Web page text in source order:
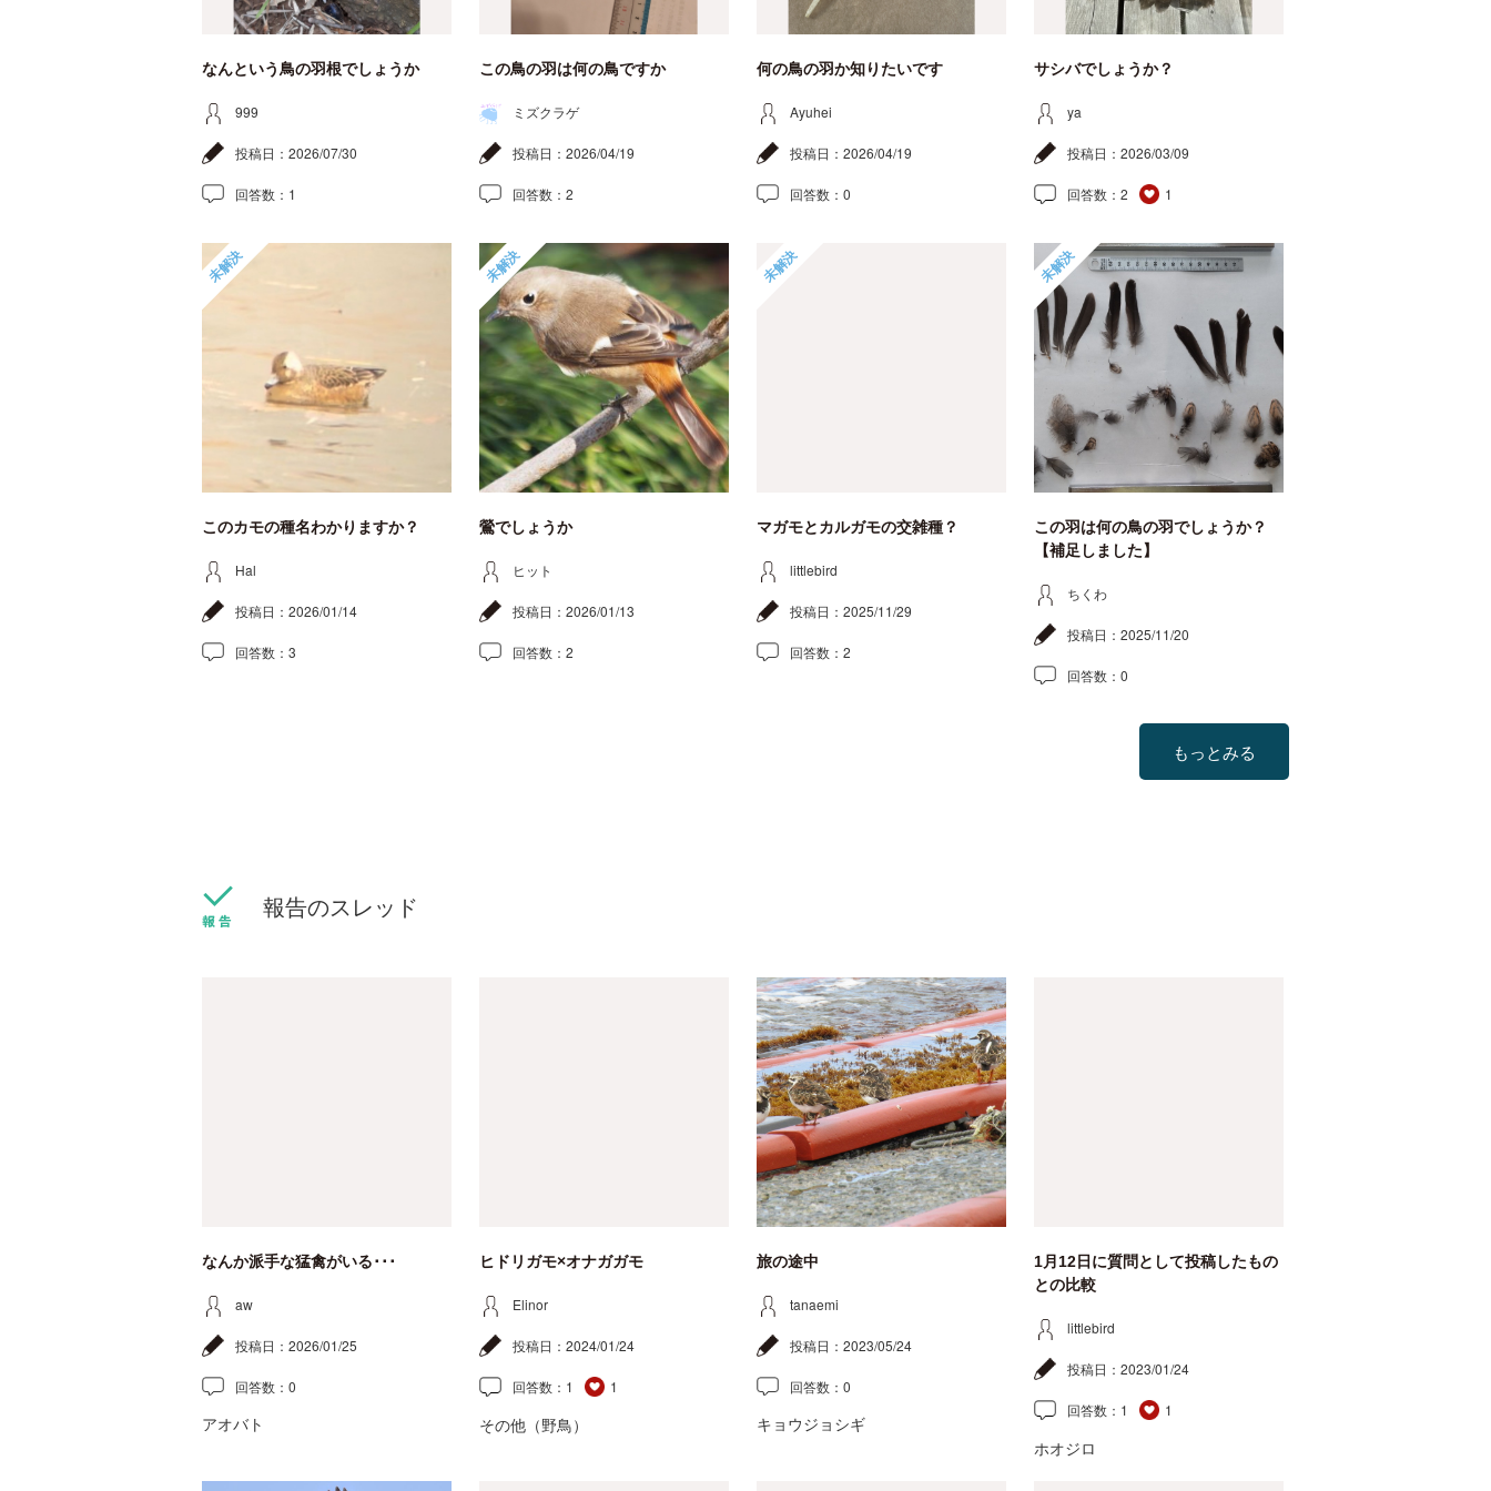
なんという鳥の羽根でしょうか
999
投稿日： 2026/07/30
回答数： 1
この鳥の羽は何の鳥ですか
ミズクラゲ
投稿日： 2026/04/19
回答数： 2
何の鳥の羽か知りたいです
Ayuhei
投稿日： 2026/04/19
回答数： 0
サシバでしょうか？
ya
投稿日： 2026/03/09
回答数： 2 1
未解決
このカモの種名わかりますか？
Hal
投稿日： 2026/01/14
回答数： 3
未解決
鶯でしょうか
ヒット
投稿日： 2026/01/13
回答数： 2
未解決
マガモとカルガモの交雑種？
littlebird
投稿日： 2025/11/29
回答数： 2
未解決
この羽は何の鳥の羽でしょうか？
【補足しました】
ちくわ
投稿日： 2025/11/20
回答数： 0
もっとみる
報告のスレッド
なんか派手な猛禽がいる･･･
aw
投稿日： 2026/01/25
回答数： 0
アオバト
ヒドリガモ×オナガガモ
Elinor
投稿日： 2024/01/24
回答数： 1 1
その他（野鳥）
旅の途中
tanaemi
投稿日： 2023/05/24
回答数： 0
キョウジョシギ
1月12日に質問として投稿したもの
との比較
littlebird
投稿日： 2023/01/24
回答数： 1 1
ホオジロ